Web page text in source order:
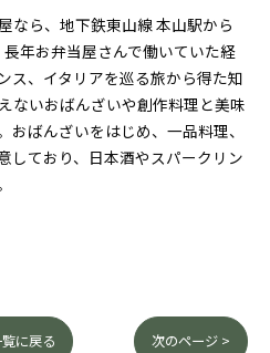
なら、地下鉄東山線 本山駅から
年お弁当屋さんで働いていた経
ス、イタリアを巡る旅から得た知
ないおばんざいや創作料理と美味
おばんざいをはじめ、一品料理、
しており、日本酒やスパークリン
に戻る 次のページ >